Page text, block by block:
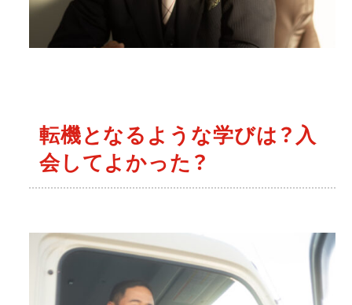
転機となるような学びは？入
会してよかった？